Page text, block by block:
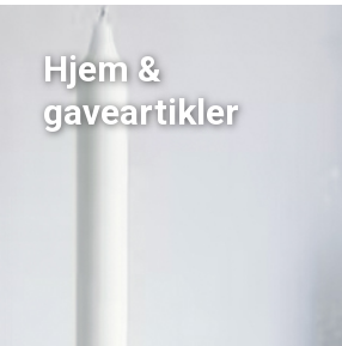
Hjem &
gaveartikler